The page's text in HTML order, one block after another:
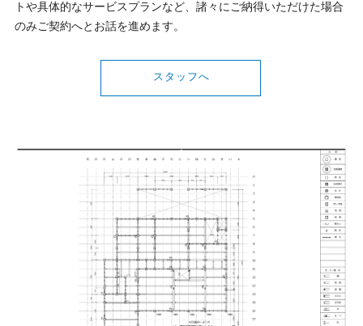
トや具体的なサービスプランなど、諸々にご納得いただけた場合
のみご契約へとお話を進めます。
スタッフへ